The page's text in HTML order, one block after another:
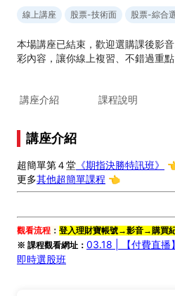
線上講座 股票-技術面 股票-綜合
本場講座已結束，歡迎選購課後影
彩內容，讓你線上複習、不錯過重點
講座介紹 課程說明
講座介紹
超簡單第４堂 《期指決勝特訊班》
更多其他超簡單課程 👈️
觀看流程 ： 登入理財寶帳號→影音→購買
※ 課程觀看網址： 03.18 |
【付費直
即時選股班